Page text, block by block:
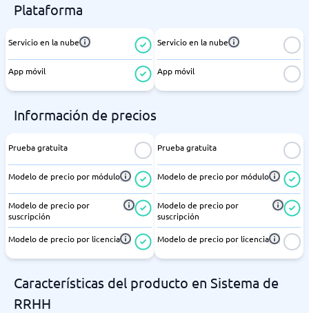
Plataforma
Servicio en la nube
App móvil
Servicio en la nube
App móvil
Información de precios
Prueba gratuita
Modelo de precio por módulo
Modelo de precio por
suscripción
Modelo de precio por licencia
Prueba gratuita
Modelo de precio por módulo
Modelo de precio por
suscripción
Modelo de precio por licencia
Características del producto en Sistema de
RRHH